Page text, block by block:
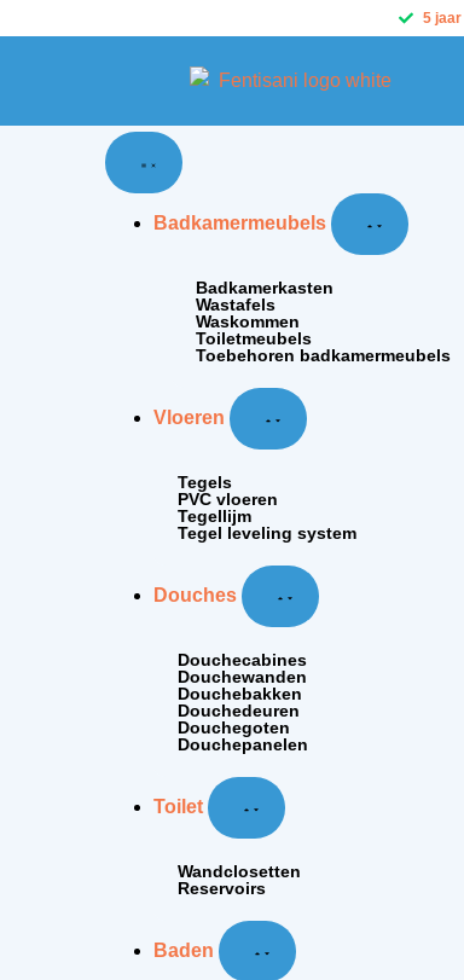
5 jaar
Badkamermeubels
Badkamerkasten
Wastafels
Waskommen
Toiletmeubels
Toebehoren badkamermeubels
Vloeren
Tegels
PVC vloeren
Tegellijm
Tegel leveling system
Douches
Douchecabines
Douchewanden
Douchebakken
Douchedeuren
Douchegoten
Douchepanelen
Toilet
Wandclosetten
Reservoirs
Baden